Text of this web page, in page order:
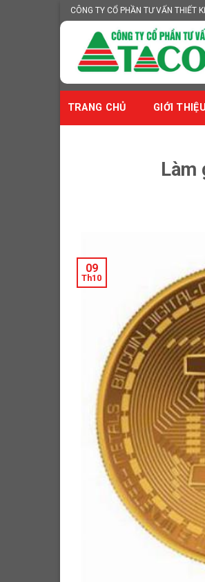
Skip
to
content
CÔNG TY CỔ PHẦN TƯ VẤN THIẾT
TRANG CHỦ GIỚI THIỆU
Làm
09
Th10